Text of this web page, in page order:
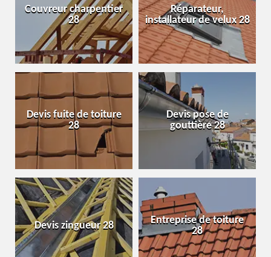
Couvreur charpentier
28
Réparateur,
installateur de velux 28
Devis fuite de toiture
28
Devis pose de
gouttière 28
Devis zingueur 28
Entreprise de toiture
28